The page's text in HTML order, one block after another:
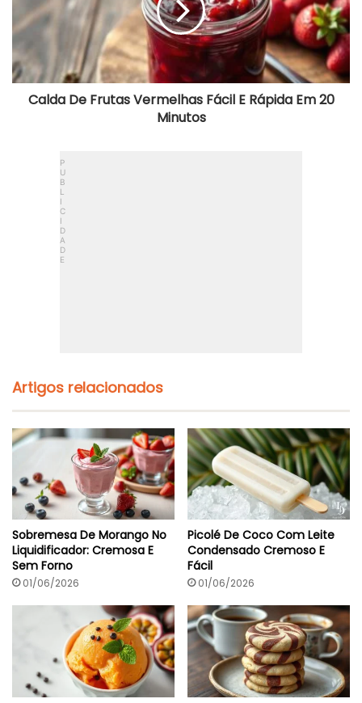
Rápida
Em
20
Minutos
Calda De Frutas Vermelhas Fácil E Rápida Em 20
Minutos
Artigos relacionados
Sobremesa De Morango No
Liquidificador: Cremosa E
Sem Forno
01/06/2026
Picolé De Coco Com Leite
Condensado Cremoso E
Fácil
01/06/2026